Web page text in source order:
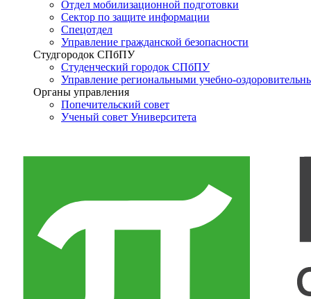
Отдел мобилизационной подготовки
Сектор по защите информации
Спецотдел
Управление гражданской безопасности
Студгородок СПбПУ
Студенческий городок СПбПУ
Управление региональными учебно-
Органы управления
Попечительский совет
Ученый совет Университета